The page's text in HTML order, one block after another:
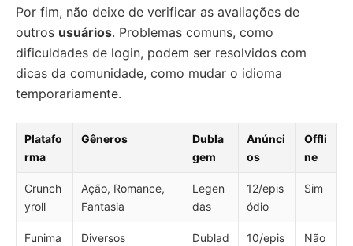
Por fim, não deixe de verificar as avaliações de
outros usuários. Problemas comuns, como
dificuldades de login, podem ser resolvidos com
dicas da comunidade, como mudar o idioma
temporariamente.
Platafo
rma
Gêneros
Dubla
gem
Anúnci
os
Offli
ne
Crunch
yroll
Ação, Romance,
Fantasia
Legen
das
12/epis
ódio
Sim
Funima
Diversos
Dublad
10/epis
Não